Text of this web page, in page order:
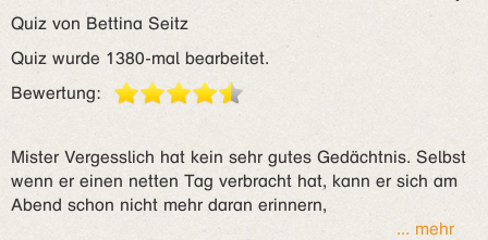
Quiz von Bettina Seitz
Quiz wurde 1380-mal bearbeitet.
Bewertung:
Mister Vergesslich hat kein sehr gutes Gedächtnis. Selbst
wenn er einen netten Tag verbracht hat, kann er sich am
Abend schon nicht mehr daran erinnern,
... mehr